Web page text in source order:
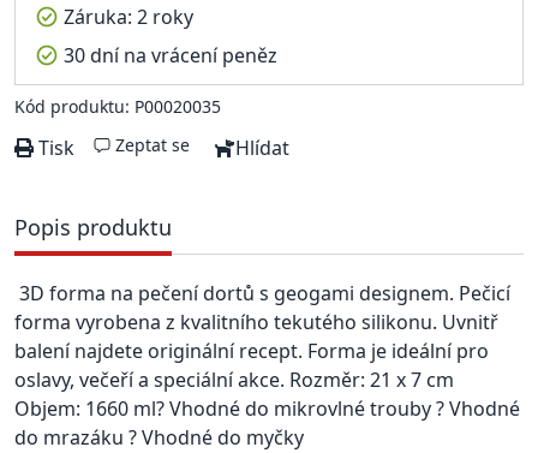
Záruka: 2 roky
30 dní na vrácení peněz
Kód produktu: P00020035
Tisk Zeptat se Hlídat
Popis produktu
3D forma na pečení dortů s geogami designem. Pečicí
forma vyrobena z kvalitního tekutého silikonu. Uvnitř
balení najdete originální recept. Forma je ideální pro
oslavy, večeří a speciální akce. Rozměr: 21 x 7 cm
Objem: 1660 ml? Vhodné do mikrovlné trouby ? Vhodné
do mrazáku ? Vhodné do myčky